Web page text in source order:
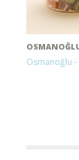
Osmanoğlu -